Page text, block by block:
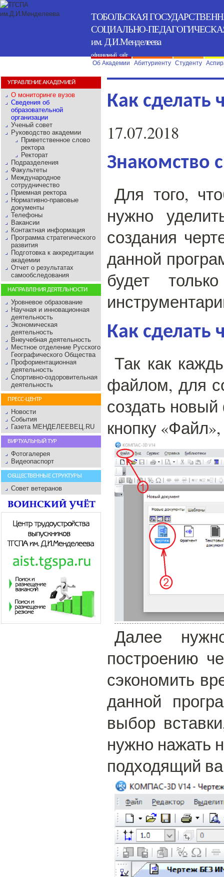
ТОБОЛЬСКАЯ
СОЦИАЛЬНО-
им. Д.И.Менделеева
официальный сайт
Об Академии
Абитуриенту Студенту
УПРАВЛЕНИЕ АКАДЕМИЕЙ
О мониторинге вузов
Сведения об
образовательной
организации
Ученый совет
Руководство академии
Приветственное слово
ректора
Ректорат
Подразделения
Факультеты
Международное
сотрудничество
Приемная ректора
Нормативно-правовые
документы
Телефоны
Вакансии
Контактная информация
Программа стратегического
развития
Подготовка к аккредитации
академии
Отчет о результатах
самообследования
НАПРАВЛЕНИЯ ДЕЯТЕЛЬНОСТИ
Уровневое образование
Научная и инновационная
деятельность
Экономическая
деятельность
Внеучебная деятельность
Местное отделение Русского
Географического Общества
Профориентационная
деятельность
Спортивно-оздоровительная
деятельность
ПРЕСС-ЦЕНТР
Новости
События
Газета МЕНДЕЛЕЕВЕЦ.RU
ВИРТУАЛЬНЫЙ ТУР
Фотогалерея
Видеопаспорт
ОБЩЕСТВЕННЫЕ СТРУКТУРЫ
Совет ветеранов
Как сделать
17.07.2018
Знакомство
Для того,
нужно
создания
данной
будет
Как сделать
Так как
файлом, для
создать
кнопку
Далее
построению
сэкономить
данной
выбор
нужно нажать
подходящий